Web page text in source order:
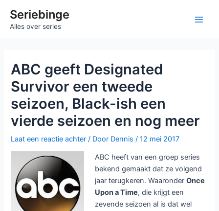
naarSeriebinge
Alles over series
ABC geeft Designated
Survivor een tweede
seizoen, Black-ish een
vierde seizoen en nog meer
Laat een reactie achter / Door Dennis/12 mei 2017
ABC heeft van een groep series
bekend gemaakt dat ze volgend
jaar terugkeren. WaaronderOnce
Upon a Time, die krijgt een
zevende seizoen al is dat wel